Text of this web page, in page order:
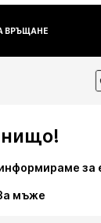
ВРЪЩАНЕ
нищо!
за
мъже